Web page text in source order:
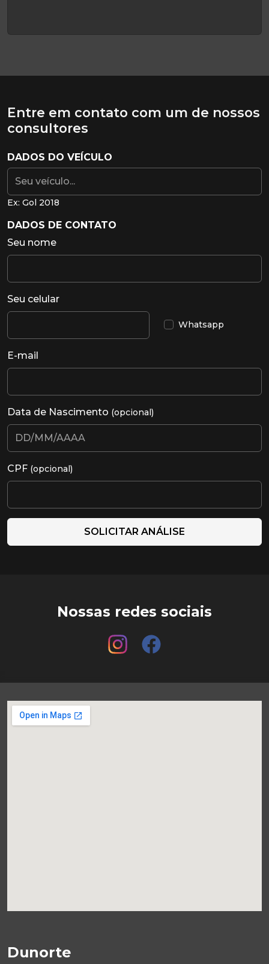
Entre em contato com um de nossos
consultores
DADOS DO VEÍCULO
Ex: Gol 2018
DADOS DE CONTATO
Seu nome
Seu celular
Whatsapp
E-mail
Data de Nascimento (opcional)
CPF (opcional)
SOLICITAR ANÁLISE
Nossas redes sociais
Dunorte